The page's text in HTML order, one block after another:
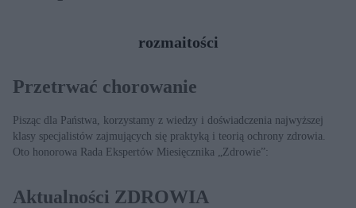
rozmaitości
Przetrwać chorowanie
Pisząc dla Państwa, korzystamy z wiedzy i doświadczenia najwyższej
klasy specjalistów zajmujących się praktyką i teorią ochrony zdrowia.
Oto honorowa Rada Ekspertów Miesięcznika „Zdrowie”:
Aktualności ZDROWIA